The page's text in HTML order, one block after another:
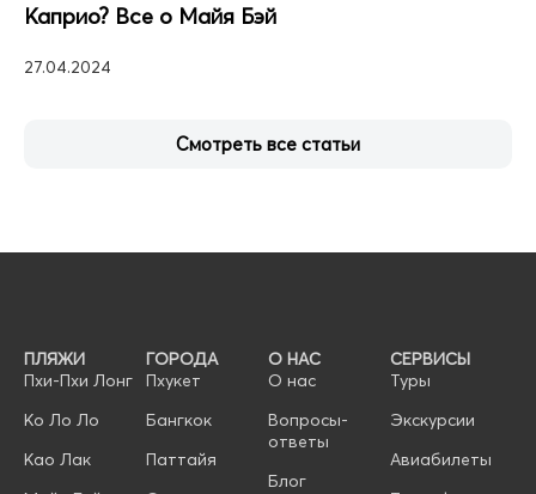
Каприо? Все о Майя Бэй
27.04.2024
Смотреть все статьи
ПЛЯЖИ
Пхи-Пхи Лонг
Ко Ло Ло
Као Лак
ГОРОДА
Пхукет
Бангкок
Паттайя
О НАС
О нас
Вопросы-
ответы
Блог
СЕРВИСЫ
Туры
Экскурсии
Авиабилеты